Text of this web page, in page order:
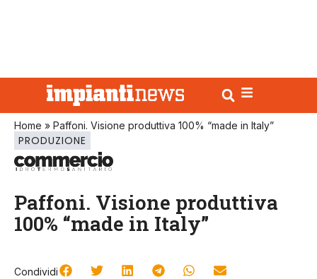
Home » Paffoni. Visione produttiva 100% “made in Italy”
PRODUZIONE
Paffoni. Visione produttiva
100% “made in Italy”
Condividi